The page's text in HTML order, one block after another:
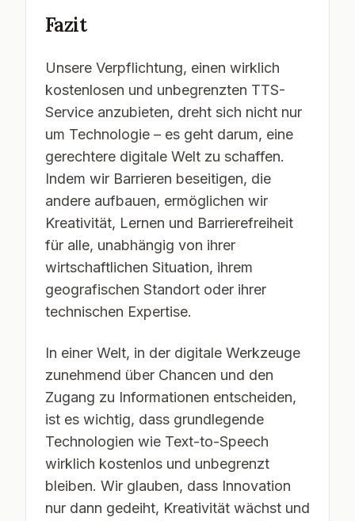
Fazit
Unsere Verpflichtung, einen wirklich
kostenlosen und unbegrenzten TTS-
Service anzubieten, dreht sich nicht nur
um Technologie – es geht darum, eine
gerechtere digitale Welt zu schaffen.
Indem wir Barrieren beseitigen, die
andere aufbauen, ermöglichen wir
Kreativität, Lernen und Barrierefreiheit
für alle, unabhängig von ihrer
wirtschaftlichen Situation, ihrem
geografischen Standort oder ihrer
technischen Expertise.
In einer Welt, in der digitale Werkzeuge
zunehmend über Chancen und den
Zugang zu Informationen entscheiden,
ist es wichtig, dass grundlegende
Technologien wie Text-to-Speech
wirklich kostenlos und unbegrenzt
bleiben. Wir glauben, dass Innovation
nur dann gedeiht, Kreativität wächst und